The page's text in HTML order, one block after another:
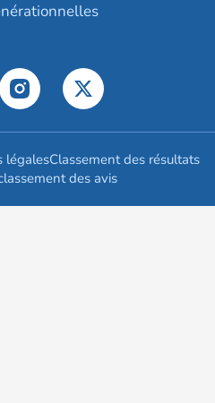
légalesClassement des résultats
des avis